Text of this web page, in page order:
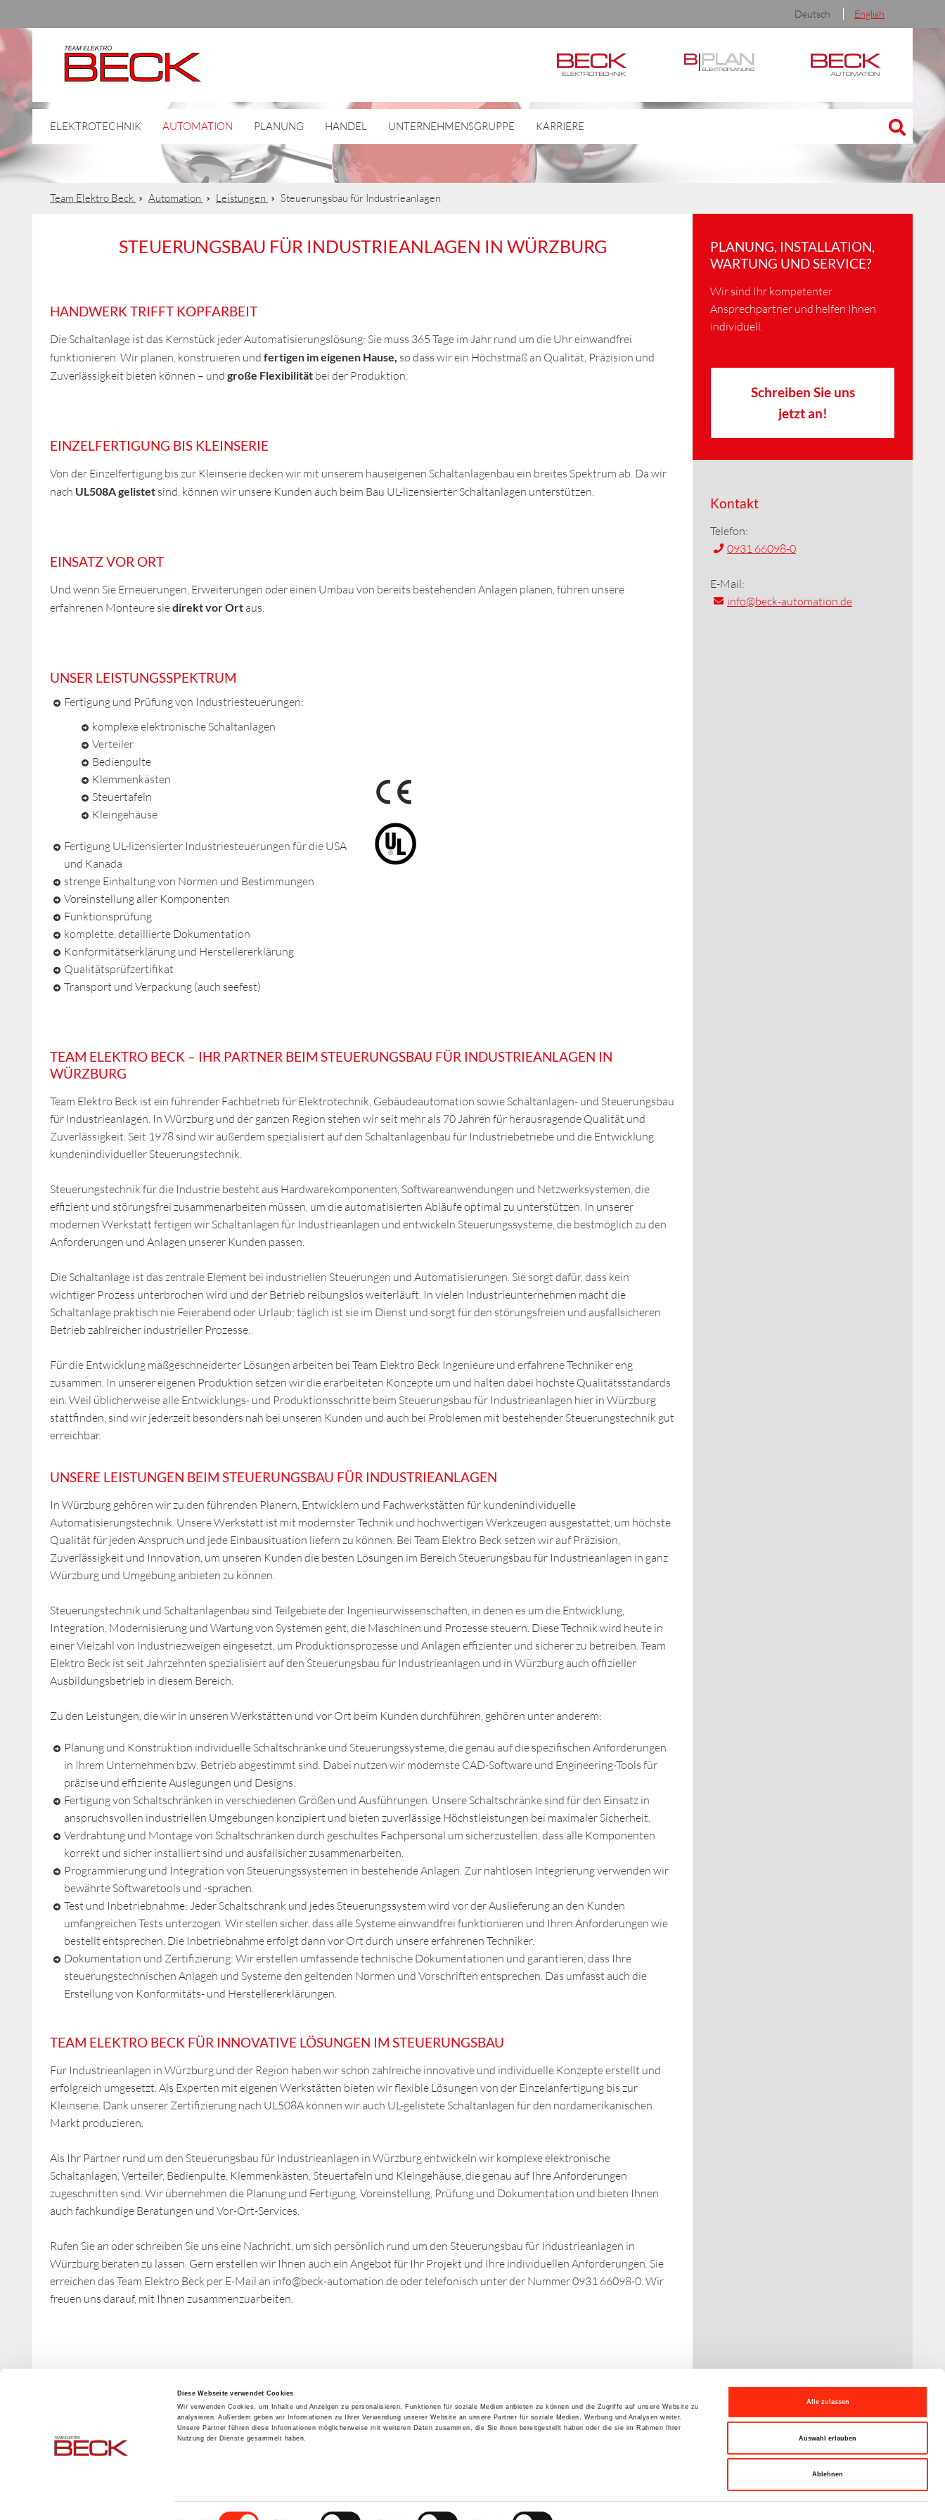
Diese Webseite verwendet Cookies
Wir verwenden Cookies, um Inhalte und Anzeigen zu personalisieren, Funktionen für soziale Medien anbieten zu können und die Zugriffe auf unsere Website zu
analysieren. Außerdem geben wir Informationen zu Ihrer Verwendung unserer Website an unsere Partner für soziale Medien, Werbung und Analysen weiter.
Unsere Partner führen diese Informationen möglicherweise mit weiteren Daten zusammen, die Sie ihnen bereitgestellt haben oder die sie im Rahmen Ihrer
Nutzung der Dienste gesammelt haben.
Einwilligungsauswahl
Alle zulassen
Auswahl erlauben
Ablehnen
Deutsch English
ELEKTROTECHNIK AUTOMATION PLANUNG HANDEL UNTERNEHMENSGRUPPE KARRIERE
Team Elektro Beck Automation Leistungen Steuerungsbau für Industrieanlagen
STEUERUNGSBAU FÜR INDUSTRIEANLAGEN IN WÜRZBURG
HANDWERK TRIFFT KOPFARBEIT
Die Schaltanlage ist das Kernstück jeder Automatisierungslösung: Sie muss 365 Tage im Jahr rund um die Uhr einwandfrei
funktionieren. Wir planen, konstruieren und fertigen im eigenen Hause, so dass wir ein Höchstmaß an Qualität, Präzision und
Zuverlässigkeit bieten können – und große Flexibilität bei der Produktion.
EINZELFERTIGUNG BIS KLEINSERIE
Von der Einzelfertigung bis zur Kleinserie decken wir mit unserem hauseigenen Schaltanlagenbau ein breites Spektrum ab. Da wir
nach UL508A gelistet sind, können wir unsere Kunden auch beim Bau UL-lizensierter Schaltanlagen unterstützen.
EINSATZ VOR ORT
Und wenn Sie Erneuerungen, Erweiterungen oder einen Umbau von bereits bestehenden Anlagen planen, führen unsere
erfahrenen Monteure siedirekt vor Ort aus.
UNSER LEISTUNGSSPEKTRUM
Fertigung und Prüfung von Industriesteuerungen:
komplexe elektronische Schaltanlagen
Verteiler
Bedienpulte
Klemmenkästen
Steuertafeln
Kleingehäuse
Fertigung UL-lizensierter Industriesteuerungen für die USA
und Kanada
strenge Einhaltung von Normen und Bestimmungen
Voreinstellung aller Komponenten
Funktionsprüfung
komplette, detaillierte Dokumentation
Konformitätserklärung und Herstellererklärung
Qualitätsprüfzertifikat
Transport und Verpackung (auch seefest)
TEAM ELEKTRO BECK – IHR PARTNER BEIM STEUERUNGSBAU FÜR INDUSTRIEANLAGEN IN
WÜRZBURG
Team Elektro Beck ist ein führender Fachbetrieb für Elektrotechnik, Gebäudeautomation sowie Schaltanlagen- und Steuerungsbau
für Industrieanlagen. In Würzburg und der ganzen Region stehen wir seit mehr als 70 Jahren für herausragende Qualität und
Zuverlässigkeit. Seit 1978 sind wir außerdem spezialisiert auf den Schaltanlagenbau für Industriebetriebe und die Entwicklung
kundenindividueller Steuerungstechnik.
Steuerungstechnik für die Industrie besteht aus Hardwarekomponenten, Softwareanwendungen und Netzwerksystemen, die
effizient und störungsfrei zusammenarbeiten müssen, um die automatisierten Abläufe optimal zu unterstützen. In unserer
modernen Werkstatt fertigen wir Schaltanlagen für Industrieanlagen und entwickeln Steuerungssysteme, die bestmöglich zu den
Anforderungen und Anlagen unserer Kunden passen.
Die Schaltanlage ist das zentrale Element bei industriellen Steuerungen und Automatisierungen. Sie sorgt dafür, dass kein
wichtiger Prozess unterbrochen wird und der Betrieb reibungslos weiterläuft. In vielen Industrieunternehmen macht die
Schaltanlage praktisch nie Feierabend oder Urlaub; täglich ist sie im Dienst und sorgt für den störungsfreien und ausfallsicheren
Betrieb zahlreicher industrieller Prozesse.
Für die Entwicklung maßgeschneiderter Lösungen arbeiten bei Team Elektro Beck Ingenieure und erfahrene Techniker eng
zusammen. In unserer eigenen Produktion setzen wir die erarbeiteten Konzepte um und halten dabei höchste Qualitätsstandards
ein. Weil üblicherweise alle Entwicklungs- und Produktionsschritte beim Steuerungsbau für Industrieanlagen hier in Würzburg
stattfinden, sind wir jederzeit besonders nah bei unseren Kunden und auch bei Problemen mit bestehender Steuerungstechnik gut
erreichbar.
UNSERE LEISTUNGEN BEIM STEUERUNGSBAU FÜR INDUSTRIEANLAGEN
In Würzburg gehören wir zu den führenden Planern, Entwicklern und Fachwerkstätten für kundenindividuelle
Automatisierungstechnik. Unsere Werkstatt ist mit modernster Technik und hochwertigen Werkzeugen ausgestattet, um höchste
Qualität für jeden Anspruch und jede Einbausituation liefern zu können. Bei Team Elektro Beck setzen wir auf Präzision,
Zuverlässigkeit und Innovation, um unseren Kunden die besten Lösungen im Bereich Steuerungsbau für Industrieanlagen in ganz
Würzburg und Umgebung anbieten zu können.
Steuerungstechnik und Schaltanlagenbau sind Teilgebiete der Ingenieurwissenschaften, in denen es um die Entwicklung,
Integration, Modernisierung und Wartung von Systemen geht, die Maschinen und Prozesse steuern. Diese Technik wird heute in
einer Vielzahl von Industriezweigen eingesetzt, um Produktionsprozesse und Anlagen effizienter und sicherer zu betreiben. Team
Elektro Beck ist seit Jahrzehnten spezialisiert auf den Steuerungsbau für Industrieanlagen und in Würzburg auch offizieller
Ausbildungsbetrieb in diesem Bereich.
Zu den Leistungen, die wir in unseren Werkstätten und vor Ort beim Kunden durchführen, gehören unter anderem:
Planung und Konstruktion individuelle Schaltschränke und Steuerungssysteme, die genau auf die spezifischen Anforderungen
in Ihrem Unternehmen bzw. Betrieb abgestimmt sind. Dabei nutzen wir modernste CAD-Software und Engineering-Tools für
präzise und effiziente Auslegungen und Designs.
Fertigung von Schaltschränken in verschiedenen Größen und Ausführungen. Unsere Schaltschränke sind für den Einsatz in
anspruchsvollen industriellen Umgebungen konzipiert und bieten zuverlässige Höchstleistungen bei maximaler Sicherheit.
Verdrahtung und Montage von Schaltschränken durch geschultes Fachpersonal um sicherzustellen, dass alle Komponenten
korrekt und sicher installiert sind und ausfallsicher zusammenarbeiten.
Programmierung und Integration von Steuerungssystemen in bestehende Anlagen. Zur nahtlosen Integrierung verwenden wir
bewährte Softwaretools und -sprachen.
Test und Inbetriebnahme: Jeder Schaltschrank und jedes Steuerungssystem wird vor der Auslieferung an den Kunden
umfangreichen Tests unterzogen. Wir stellen sicher, dass alle Systeme einwandfrei funktionieren und Ihren Anforderungen wie
bestellt entsprechen. Die Inbetriebnahme erfolgt dann vor Ort durch unsere erfahrenen Techniker.
Dokumentation und Zertifizierung: Wir erstellen umfassende technische Dokumentationen und garantieren, dass Ihre
steuerungstechnischen Anlagen und Systeme den geltenden Normen und Vorschriften entsprechen. Das umfasst auch die
Erstellung von Konformitäts- und Herstellererklärungen.
TEAM ELEKTRO BECK FÜR INNOVATIVE LÖSUNGEN IM STEUERUNGSBAU
Für Industrieanlagen in Würzburg und der Region haben wir schon zahlreiche innovative und individuelle Konzepte erstellt und
erfolgreich umgesetzt. Als Experten mit eigenen Werkstätten bieten wir flexible Lösungen von der Einzelanfertigung bis zur
Kleinserie. Dank unserer Zertifizierung nach UL508A können wir auch UL-gelistete Schaltanlagen für den nordamerikanischen
Markt produzieren.
Als Ihr Partner rund um den Steuerungsbau für Industrieanlagen in Würzburg entwickeln wir komplexe elektronische
Schaltanlagen, Verteiler, Bedienpulte, Klemmenkästen, Steuertafeln und Kleingehäuse, die genau auf Ihre Anforderungen
zugeschnitten sind. Wir übernehmen die Planung und Fertigung, Voreinstellung, Prüfung und Dokumentation und bieten Ihnen
auch fachkundige Beratungen und Vor-Ort-Services.
Rufen Sie an oder schreiben Sie uns eine Nachricht, um sich persönlich rund um den Steuerungsbau für Industrieanlagen in
Würzburg beraten zu lassen. Gern erstellen wir Ihnen auch ein Angebot für Ihr Projekt und Ihre individuellen Anforderungen. Sie
erreichen das Team Elektro Beck per E-Mail an info@beck-automation.de oder telefonisch unter der Nummer 0931 66098-0. Wir
freuen uns darauf, mit Ihnen zusammenzuarbeiten.
PLANUNG, INSTALLATION,
WARTUNG UND SERVICE?
Wir sind Ihr kompetenter
Ansprechpartner und helfen Ihnen
individuell.
Schreiben Sie uns
jetzt an!
Kontakt
Telefon:
0931 66098-0
E-Mail:
info@beck-automation.de
Beck Automation
@beck-automation.de
Datenschutzerklärung Sitemap AGB